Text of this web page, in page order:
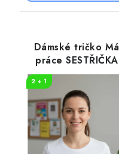
Dámské tričko Má
práce SESTŘIČKA
2 + 1